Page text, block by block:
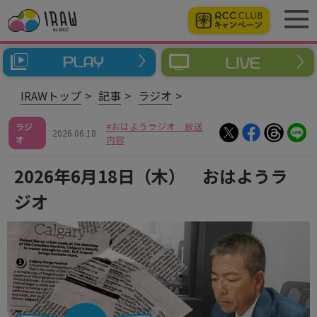
IRAWトップ 記事 ラジオ
ラジ
オ
2026.06.18
おはようラジオ 放送
内容
2026年6月18日（木） おはようラ
ジオ